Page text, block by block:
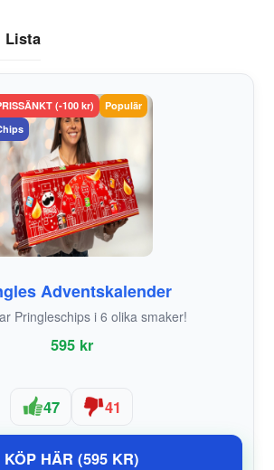
Lista
(-100 kr)
Populär
Adventskalender
Pringleschips i 6 olika smaker!
595 kr
47 41
KÖP HÄR (595 KR)